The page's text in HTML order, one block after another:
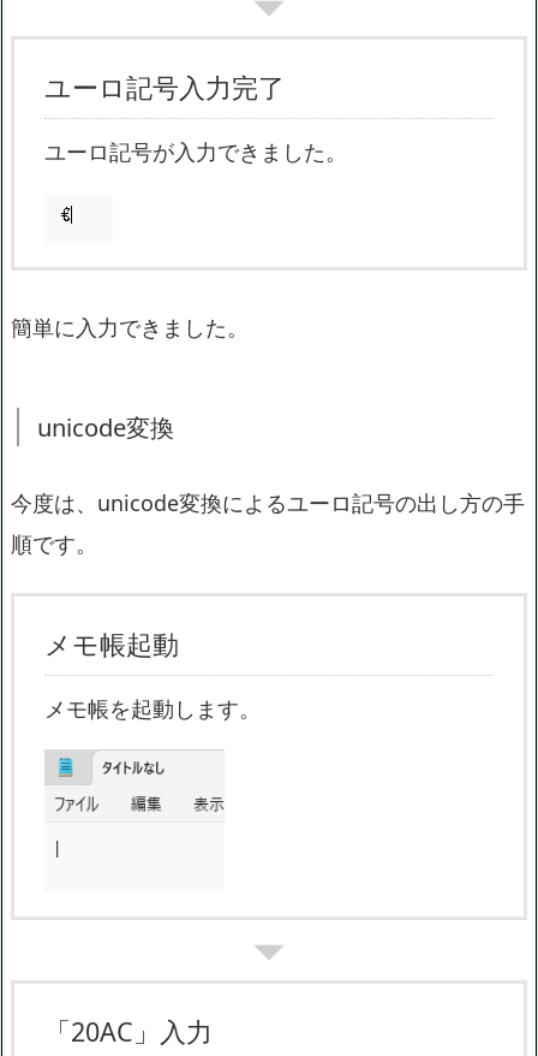
ユーロ記号入力完了
ユーロ記号が入力できました。
簡単に入力できました。
unicode変換
今度は、unicode変換によるユーロ記号の出し方の手
順です。
メモ帳起動
メモ帳を起動します。
「20AC」入力